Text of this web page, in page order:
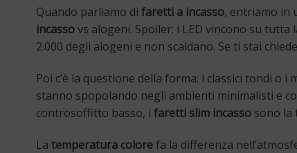
Quando parliamo di faretti a incasso, entriamo in
incassovs alogeni. Spoiler: i LED vincono su
2.000 degli alogeni e non scaldano. Se ti stai
Poi c’è la questione della forma: i classici tondi o i
stanno spopolando negli ambienti minimalisti e
controsoffitto basso, i faretti slim incasso sono la
La temperatura colorefa la differenza